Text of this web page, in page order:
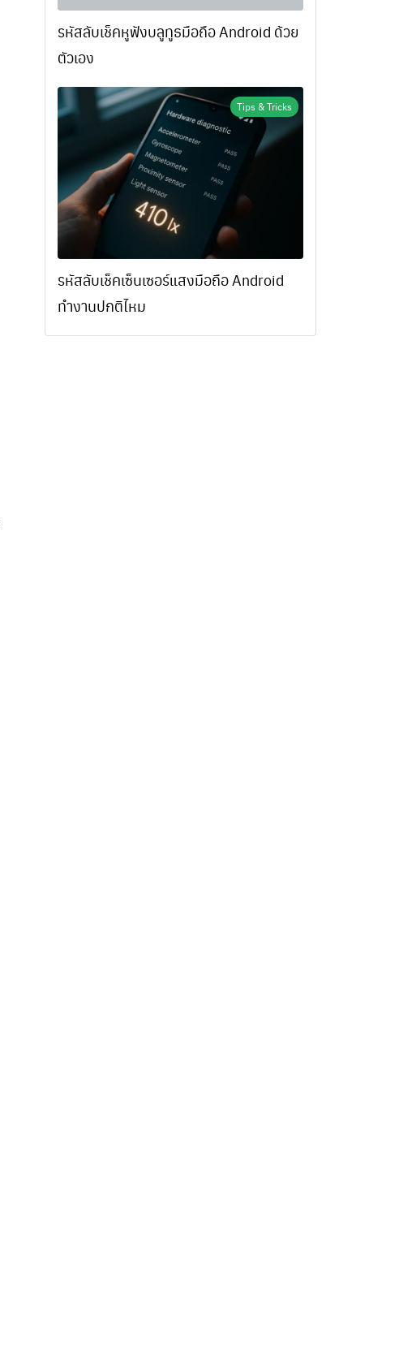
รหัสลับเช็คหูฟังบลูทูธมือถือ Android ด้วย
ตัวเอง
Tips & Tricks
รหัสลับเช็คเซ็นเซอร์แสงมือถือ Android
ทำงานปกติไหม